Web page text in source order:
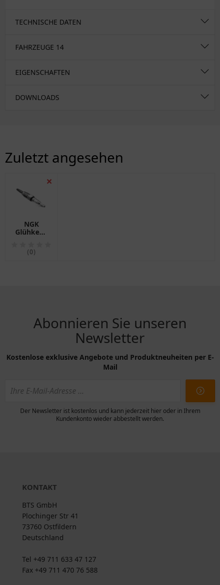
TECHNISCHE DATEN
FAHRZEUGE 14
EIGENSCHAFTEN
DOWNLOADS
Zuletzt angesehen
❌
NGK
Glühkerze
für
KUBOTA
(0)
Abonnieren Sie unseren
Newsletter
Kostenlose exklusive Angebote und Produktneuheiten per E-
Mail
Der Newsletter ist kostenlos und kann jederzeit hier oder in Ihrem
Kundenkonto wieder abbestellt werden.
KONTAKT
BTS GmbH
Plochinger Str 41
73760 Ostfildern
Deutschland
Tel +49 711 633 47 127
Fax +49 711 470 76 588